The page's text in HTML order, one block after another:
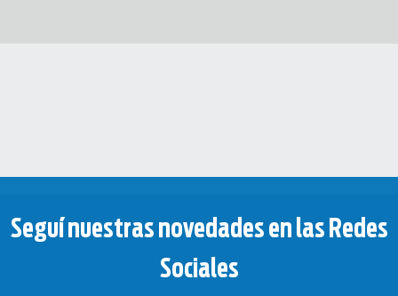
Seguí nuestras novedades en las Redes
Sociales